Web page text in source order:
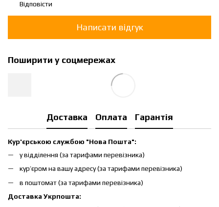
Відповісти
Написати відгук
Поширити у соцмережах
Доставка Оплата Гарантія
Кур'єрською службою "Нова Пошта":
у відділення (за тарифами перевізника)
кур’єром на вашу адресу (за тарифами перевізника)
в поштомат (за тарифами перевізника)
Доставка Укрпошта: